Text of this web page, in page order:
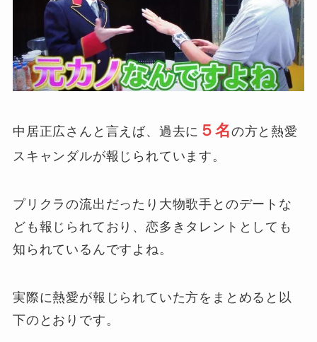
中居正広さんと言えば、過去に ５名の方と熱愛
スキャンダルが報じられています。
プリクラの流出だったり大物歌手とのデートな
ども報じられており、恋多きタレントとしても
知られているんですよね。
実際に熱愛が報じられていた方をまとめると以
下のとおりです。